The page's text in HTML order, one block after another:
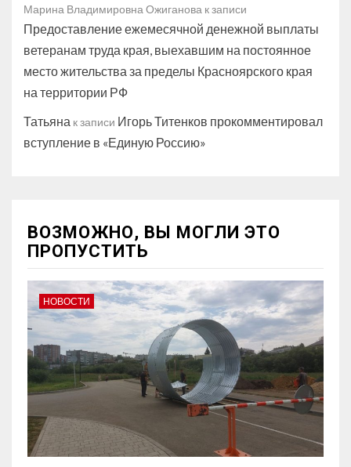
Марина Владимировна Ожиганова к записи
Предоставление ежемесячной денежной выплаты
ветеранам труда края, выехавшим на постоянное
место жительства за пределы Красноярского края
на территории РФ
Татьяна к записи Игорь Титенков прокомментировал
вступление в «Единую Россию»
ВОЗМОЖНО, ВЫ МОГЛИ ЭТО
ПРОПУСТИТЬ
НОВОСТИ